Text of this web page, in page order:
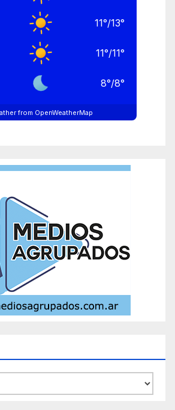
11°/13°
11°/11°
8°/8°
from OpenWeatherMap